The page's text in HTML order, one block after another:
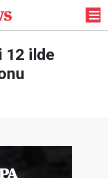
12 ilde